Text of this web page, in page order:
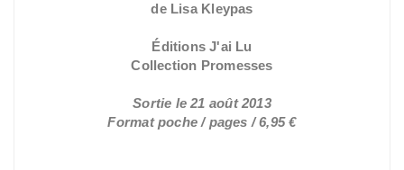
de Lisa Kleypas
Éditions J'ai Lu
Collection Promesses
Sortie le 21 août 2013
Format poche / pages / 6,95 €